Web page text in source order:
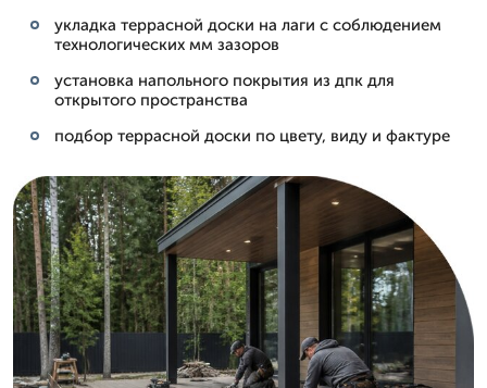
укладка террасной доски на лаги с соблюдением
технологических мм зазоров
установка напольного покрытия из дпк для
открытого пространства
подбор террасной доски по цвету, виду и фактуре